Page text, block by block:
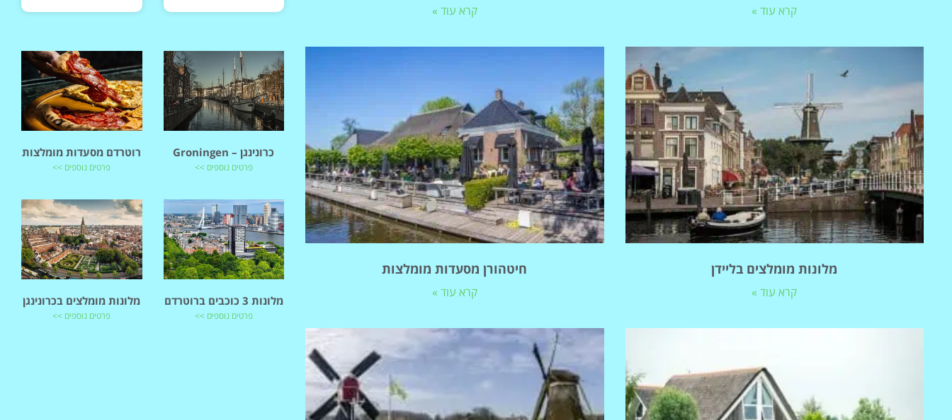
קרא עוד » קרא עוד »
מלונות מומלצים בליידן
קרא עוד »
חיטהורן מסעדות מומלצות
קרא עוד »
כרונינגן – Groningen
פרטים נוספים >>
רוטרדם מסעדות מומלצות
פרטים נוספים >>
מלונות 3 כוכבים ברוטרדם
פרטים נוספים >>
מלונות מומלצים בכרונינגן
פרטים נוספים >>